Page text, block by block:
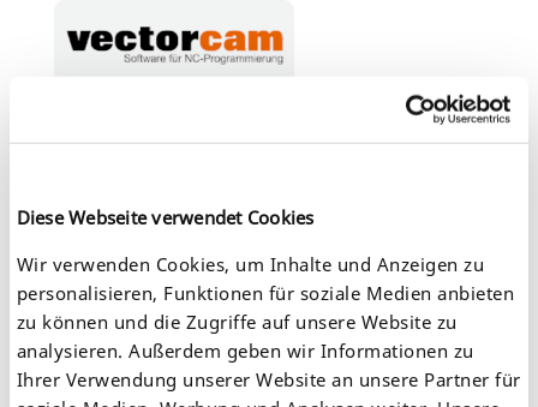
Diese Webseite verwendet Cookies
Wir verwenden Cookies, um Inhalte und Anzeigen zu
personalisieren, Funktionen für soziale Medien anbieten
zu können und die Zugriffe auf unsere Website zu
analysieren. Außerdem geben wir Informationen zu
Ihrer Verwendung unserer Website an unsere Partner für
Wir dürfen einen neuen TAP Partner begrüßen:
vectorcam GmbH aus Paderborn
Produkttest: utnserver Pro
Unser utnserver Pro wurde auf Herz und Nieren
geprüft...
Weiterlesen